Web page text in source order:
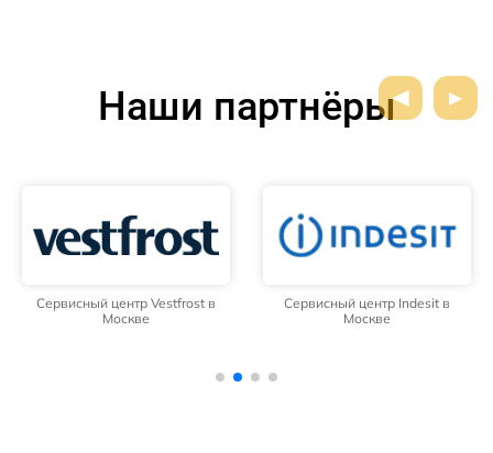
Наши партнёры
Сервисный центр Vestfrost в
Москве
Сервисный центр Indesit в
Москве